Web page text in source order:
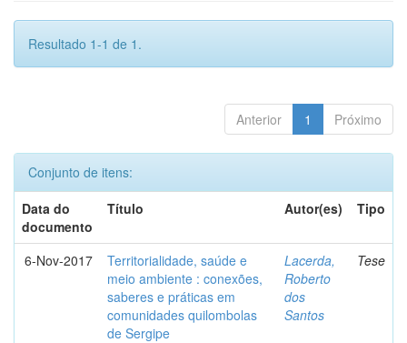
Resultado 1-1 de 1.
Anterior 1 Próximo
Conjunto de itens:
Data do
documento
Título Autor(es) Tipo
6-Nov-2017
Territorialidade, saúde e
meio ambiente : conexões,
saberes e práticas em
comunidades quilombolas
de Sergipe
Lacerda,
Roberto
dos
Santos
Tese